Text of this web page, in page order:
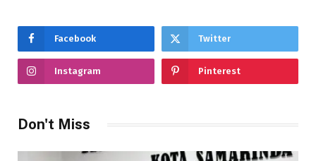
Facebook Twitter
Instagram Pinterest
Don't Miss